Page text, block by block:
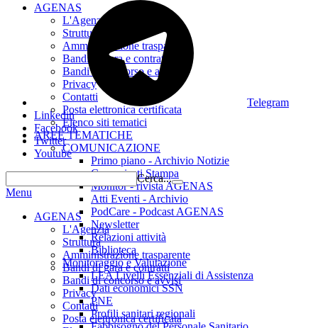
Telegram
Linkedin
Facebook
Twitter
Youtube
Cerca...
Menu
AGENAS
L'Agenzia
Struttura
Amministrazione trasparente
Bandi di gara e contratti
Bandi di concorso e avvisi
Privacy
Contatti
Posta elettronica certificata
AGENAS
L'Agenzia
Struttura
Amministrazione trasparente
Bandi di gara e contratti
Bandi di concorso e avvisi
Privacy
Contatti
Posta elettronica certificata
Elenco siti tematici
AREE TEMATICHE
COMUNICAZIONE
Primo piano - Archivio Notizie
Comunicati Stampa
Monitor - rivista AGENAS
Atti Eventi - Archivio
PodCare - Podcast AGENAS
Newsletter
Relazioni attività
Biblioteca
Monitoraggio e Valutazione
LEA Livelli Essenziali di Assistenza
Dati economici SSN
PNE
Profili sanitari regionali